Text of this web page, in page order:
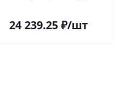
24 239.25₽/шт